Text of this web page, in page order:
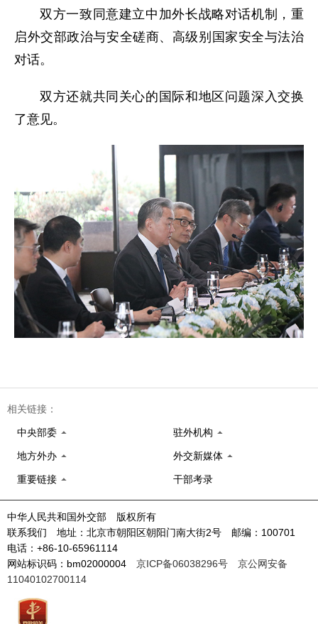
双方一致同意建立中加外长战略对话机制，重
启外交部政治与安全磋商、高级别国家安全与法治
对话。
双方还就共同关心的国际和地区问题深入交换
了意见。
相关链接：
中央部委 驻外机构
地方外办 外交新媒体
重要链接 干部考录
中华人民共和国外交部 版权所有
联系我们 地址：北京市朝阳区朝阳门南大街2号 邮编：100701
电话：+86-10-65961114
网站标识码：bm02000004 京ICP备06038296号
京公网安备
11040102700114